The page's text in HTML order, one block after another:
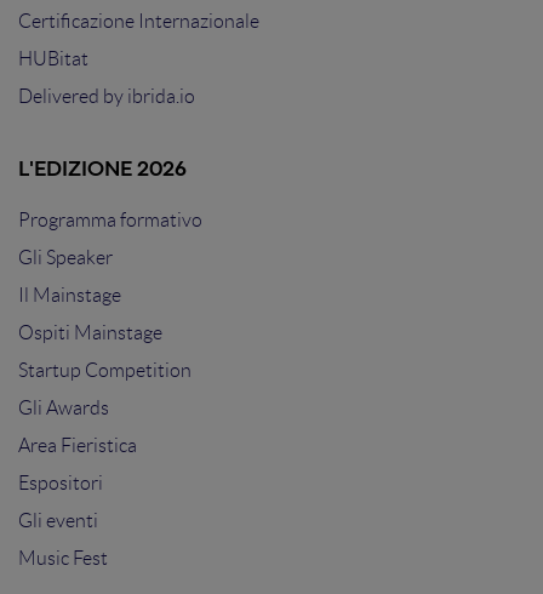
Certificazione Internazionale
HUBitat
Delivered by ibrida.io
L'EDIZIONE 2026
Programma formativo
Gli Speaker
Il Mainstage
Ospiti Mainstage
Startup Competition
Gli Awards
Area Fieristica
Espositori
Gli eventi
Music Fest